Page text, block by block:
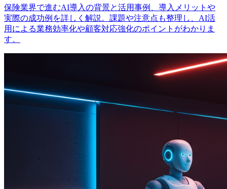
保険業界で進むAI導入の背景と活用事例、導入メリットや
実際の成功例を詳しく解説。課題や注意点も整理し、AI活
用による業務効率化や顧客対応強化のポイントがわかりま
す。